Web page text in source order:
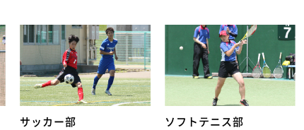
サッカー部 ソフトテニス部